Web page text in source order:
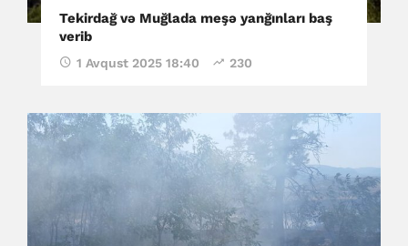
Tekirdağ və Muğlada meşə yanğınları baş
verib
1 Avqust 2025 18:40 230